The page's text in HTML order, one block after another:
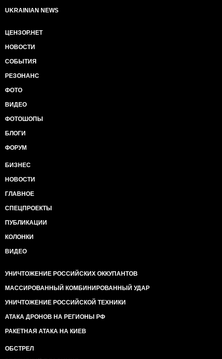
UKRAINIAN NEWS
ЦЕНЗОР.НЕТ
НОВОСТИ
СОБЫТИЯ
РЕЗОНАНС
ФОТО
ВИДЕО
ФОТОШОПЫ
БЛОГИ
ФОРУМ
БИЗНЕС
НОВОСТИ
ГЛАВНОЕ
СПЕЦПРОЕКТЫ
ПУБЛИКАЦИИ
КОЛОНКИ
ВИДЕО
УНИЧТОЖЕНИЕ РОССИЙСКИХ ОККУПАНТОВ
МАССИРОВАННЫЙ КОМБИНИРОВАННЫЙ УДАР
УНИЧТОЖЕНИЕ РОССИЙСКОЙ ТЕХНИКИ
АТАКА ДРОНОВ НА РЕГИОНЫ РФ
РАКЕТНАЯ АТАКА НА КИЕВ
ОБСТРЕЛ